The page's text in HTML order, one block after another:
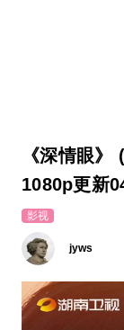
《深情眼
1080p更新
影视
jyws